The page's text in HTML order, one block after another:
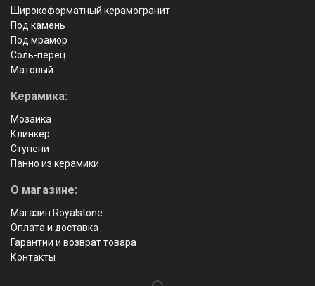
Широкоформатный керамогранит
Под камень
Под мрамор
Соль-перец
Матовый
Керамика:
Мозаика
Клинкер
Ступени
Панно из керамики
О магазине:
Магазин Royalstone
Оплата и доставка
Гарантии и возврат товара
Контакты